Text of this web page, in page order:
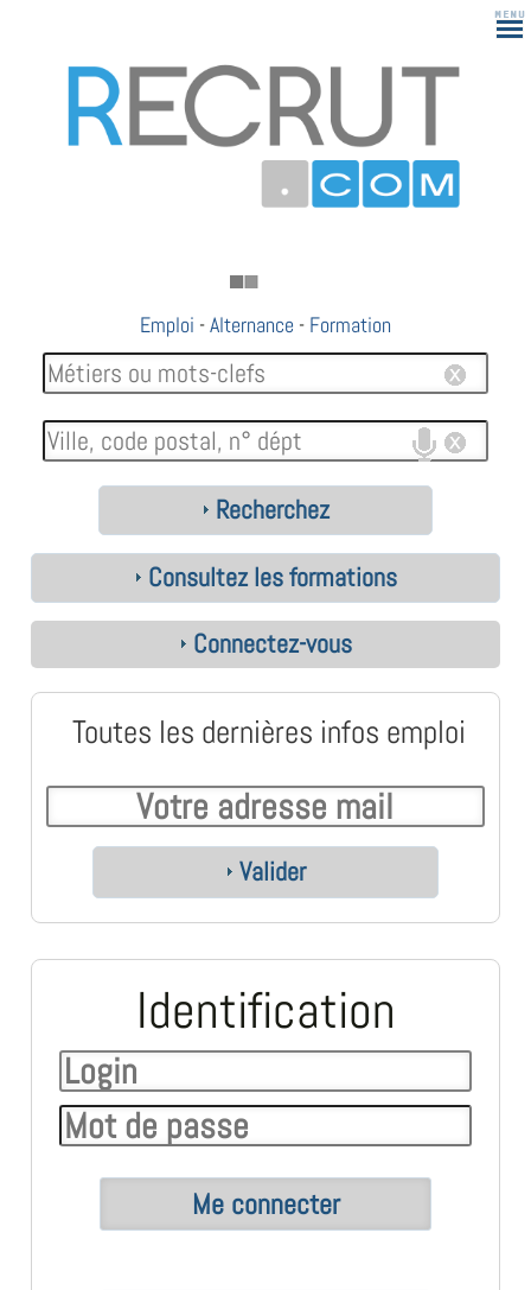
Emploi -Alternance - Formation
Recherchez
Consultez les formations
Connectez-vous
Toutes les dernières infos emploi
Valider
Identification